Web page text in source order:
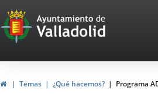
Portal
Web
del
Ayuntamiento
HomeTemas ¿Qué hacemos? Programa